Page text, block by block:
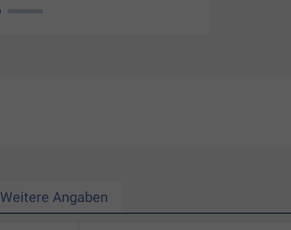
Weitere Angaben